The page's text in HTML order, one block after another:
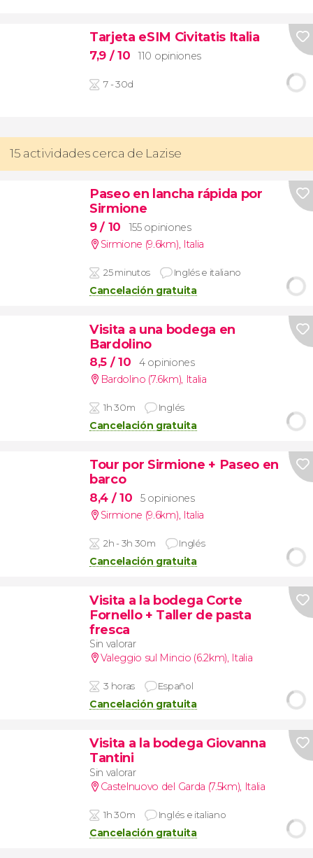
Tarjeta eSIM Civitatis Italia
7,9 / 10 110 opiniones
7 - 30d
15 actividades cerca de Lazise
Paseo en lancha rápida por
Sirmione
9/ 10
155 opiniones
Sirmione (9.6km), Italia
25 minutos Inglés e italiano
Cancelación gratuita
Visita a una bodega en
Bardolino
8,5 / 10
4 opiniones
Bardolino (7.6km), Italia
1h 30m Inglés
Cancelación gratuita
Tour por Sirmione + Paseo en
barco
8,4 / 10
5 opiniones
Sirmione (9.6km), Italia
2h - 3h 30m Inglés
Cancelación gratuita
Visita a la bodega Corte
Fornello + Taller de pasta
fresca
Sin valorar
Valeggio sul Mincio (6.2km), Italia
3 horas Español
Cancelación gratuita
Visita a la bodega Giovanna
Tantini
Sin valorar
Castelnuovo del Garda (7.5km), Italia
1h 30m Inglés e italiano
Cancelación gratuita